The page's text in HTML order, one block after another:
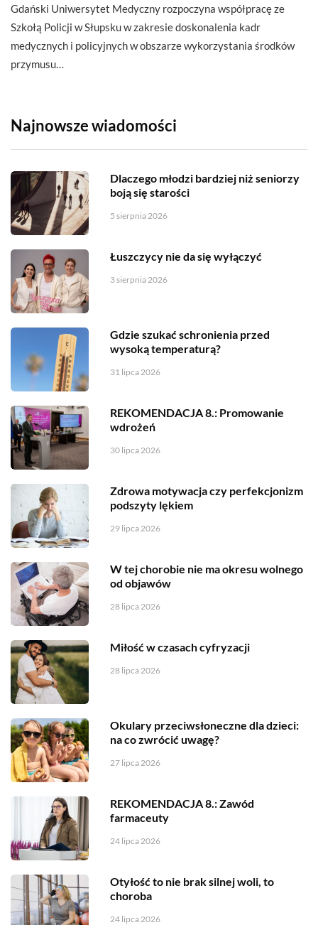
Gdański Uniwersytet Medyczny rozpoczyna współpracę ze
Szkołą Policji w Słupsku w zakresie doskonalenia kadr
medycznych i policyjnych w obszarze wykorzystania środków
przymusu…
Najnowsze wiadomości
Dlaczego młodzi bardziej niż seniorzy
boją się starości
5 sierpnia 2026
Łuszczycy nie da się wyłączyć
3 sierpnia 2026
Gdzie szukać schronienia przed
wysoką temperaturą?
31 lipca 2026
REKOMENDACJA 8.: Promowanie
wdrożeń
30 lipca 2026
Zdrowa motywacja czy perfekcjonizm
podszyty lękiem
29 lipca 2026
W tej chorobie nie ma okresu wolnego
od objawów
28 lipca 2026
Miłość w czasach cyfryzacji
28 lipca 2026
Okulary przeciwsłoneczne dla dzieci:
na co zwrócić uwagę?
27 lipca 2026
REKOMENDACJA 8.: Zawód
farmaceuty
24 lipca 2026
Otyłość to nie brak silnej woli, to
choroba
24 lipca 2026